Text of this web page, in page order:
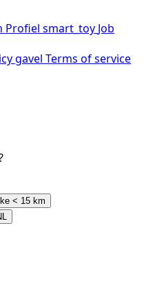
Profiel smart_toy Job
gavel Terms of service
< 15 km